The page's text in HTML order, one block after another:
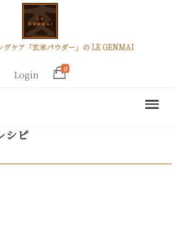
グケア「玄米パウダー」の LE GENMAI
Login
0
シピ